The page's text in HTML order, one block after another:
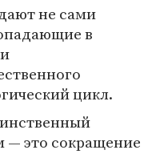
не сами
в
цикл.
— это сокращение